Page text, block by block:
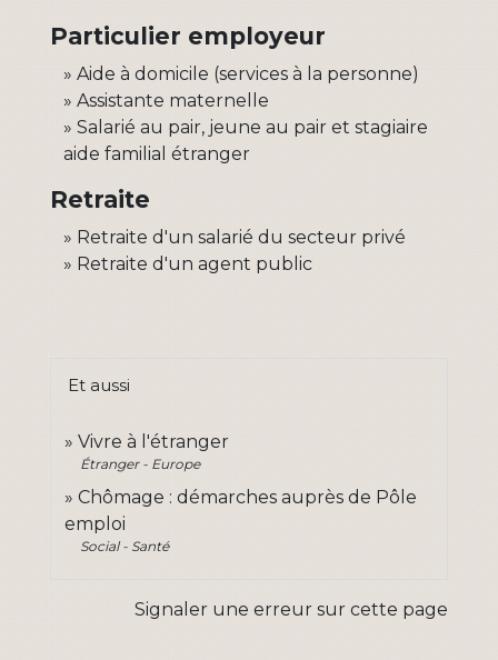
Particulier employeur
Aide à domicile (services à la personne)
Assistante maternelle
Salarié au pair, jeune au pair et stagiaire
aide familial étranger
Retraite
Retraite d'un salarié du secteur privé
Retraite d'un agent public
Et aussi
Vivre à l'étranger
Étranger - Europe
Chômage : démarches auprès de Pôle
emploi
Social - Santé
Signaler une erreur sur cette page